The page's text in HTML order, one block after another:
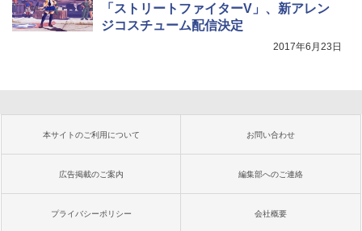
「ストリートファイターV」、新アレン
ジコスチューム配信決定
2017年6月23日
本サイトのご利用について お問い合わせ
広告掲載のご案内 編集部へのご連絡
プライバシーポリシー 会社概要